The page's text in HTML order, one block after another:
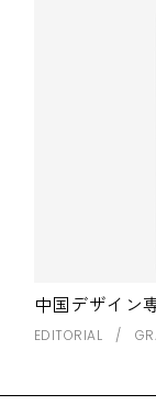
中国デザイン
EDITORIAL